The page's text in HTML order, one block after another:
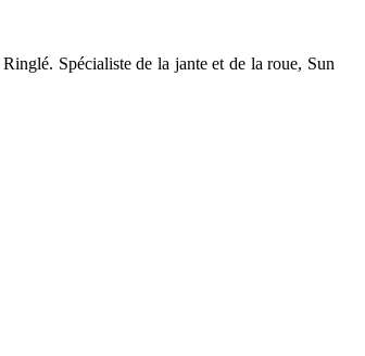
Spécialiste de la jante et de la roue, Sun